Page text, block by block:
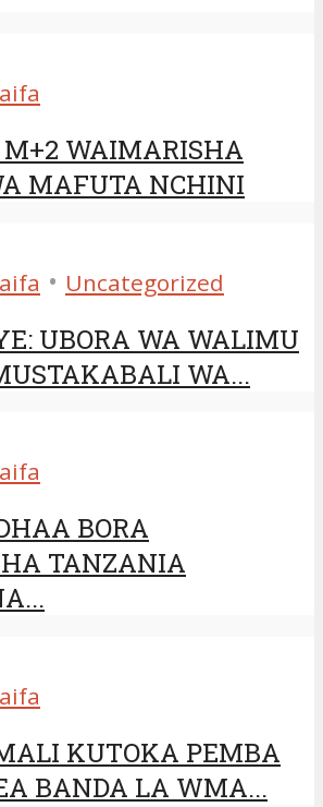
WAIMARISHA
MAFUTA NCHINI
• Uncategorized
UBORA WA WALIMU
WA...
BORA
TANZANIA
KUTOKA PEMBA
BANDA LA WMA...